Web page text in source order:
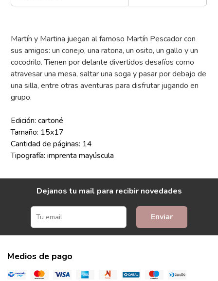
Martín y Martina juegan al famoso Martín Pescador con
sus amigos: un conejo, una ratona, un osito, un gallo y un
cocodrilo. Tienen por delante divertidos desafíos como
atravesar una mesa, saltar una soga y pasar por debajo de
una silla, entre otras aventuras para disfrutar jugando en
grupo.
Edición: cartoné
Tamaño: 15x17
Cantidad de páginas: 14
Tipografía: imprenta mayúscula
Dejanos tu mail para recibir novedades
Enviar
Medios de pago